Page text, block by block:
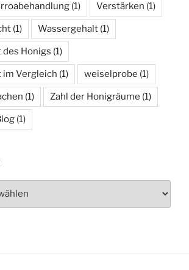
(1) Verstärken (1)
(1) Wassergehalt (1)
Honigs (1)
im Vergleich (1) weiselprobe (1)
(1) Zahl der Honigräume (1)
(1)